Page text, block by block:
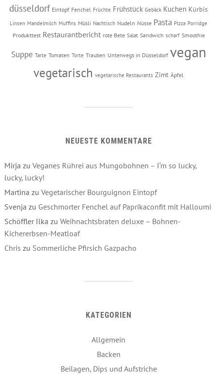
düsseldorf Eintopf Fenchel Früchte Frühstück Gebäck Kuchen Kürbis
Linsen Mandelmilch Muffins Müsli Nachtisch Nudeln Nüsse Pasta Pizza Porridge
Produkttest Restaurantbericht rote Bete Salat Sandwich scharf Smoothie
Suppe Tarte Tomaten Torte Trauben Unterwegs in Düsseldorf vegan
vegetarisch vegetarische Restaurants Zimt Äpfel
NEUESTE KOMMENTARE
Mirja zu Veganes Rührei aus Mungobohnen – I‘m so lucky,
lucky, lucky!
Martina zu Vegetarischer Bourguignon Eintopf
Svenja zu Geschmorter Fenchel auf Paprikaconfit mit Halloumi
Schöffler Ilka zu Weihnachtsbraten deluxe – Bohnen-
Kichererbsen-Meatloaf
Chris zu Sommerliche Pfirsich Gazpacho
KATEGORIEN
Allgemein
Backen
Beilagen, Dips und Aufstriche